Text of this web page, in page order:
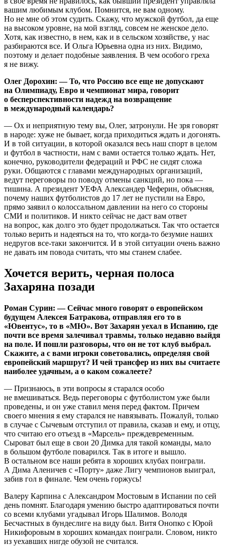
вашим любимым клубом. Помнится, не вам одному.
Но не мне об этом судить. Скажу, что мужской футбол, да еще
на высоком уровне, на мой взгляд, совсем не женское дело.
Хотя, как известно, в нем, как и в сельском хозяйстве, у нас
разбираются все. И Ольга Юрьевна одна из них. Видимо,
поэтому и делает подобные заявления. В чем особого греха
я не вижу.
Олег Дорохин: — То, что Россию все еще не допускают
на Олимпиаду, Евро и чемпионат мира, говорит
о бесперспективности надежд на возвращение
в международный календарь?
— Ох и неприятную тему вы, Олег, затронули. Не зря говорят
в народе: хуже не бывает, когда приходиться ждать и догонять.
И в той ситуации, в которой оказался весь наш спорт в целом
и футбол в частности, нам с вами остается только ждать. Нет,
конечно, руководители федераций и РФС не сидят сложа
руки. Общаются с главами международных организаций,
ведут переговоры по поводу отмены санкций, но пока —
тишина. А президент УЕФА Александер Чеферин, объясняя,
почему наших футболистов до 17 лет не пустили на Евро,
прямо заявил о колоссальном давлении на него со стороны
СМИ и политиков. И никто сейчас не даст вам ответ
на вопрос, как долго это будет продолжаться. Так что остается
только верить и надеяться на то, что когда-то безумие наших
недругов все-таки закончится. И в этой ситуации очень важно
не давать им повода считать, что мы станем слабее.
Хочется верить, черная полоса
Захаряна позади
Роман Сурин: — Сейчас много говорят о европейском
будущем Алексея Батракова, отправляя его то в
«Ювентус», то в «МЮ». Вот Захарян уехал в Испанию, где
почти все время залечивал травмы, только недавно выйдя
на поле. И пошли разговоры, что он не тот клуб выбрал.
Скажите, а с вами игроки советовались, определяя свой
европейский маршрут? И чей трансфер из них вы считаете
наиболее удачным, а о каком сожалеете?
— Признаюсь, в эти вопросы я старался особо
не вмешиваться. Ведь переговоры с футболистом уже были
проведены, и он уже ставил меня перед фактом. Причем
своего мнения я ему старался не навязывать. Пожалуй, только
в случае с Сычевым отступил от правила, сказав и ему, и отцу,
что считаю его отъезд в «Марсель» преждевременным.
Сыроват был еще в свои 20 Димка для такой команды, мало
в большом футболе поварился. Так в итоге и вышло.
В остальном все наши ребята в хороших клубах поиграли.
А Дима Аленичев с «Порту» даже Лигу чемпионов выиграл,
забив гол в финале. Чем очень горжусь!
Валеру Карпина с Александром Мостовым в Испании по сей
день помнят. Благодаря умению быстро адаптироваться почти
со всеми клубами угадывал Игорь Шалимов. Володя
Бесчастных в бундеслиге на виду был. Витя Онопко с Юрой
Никифоровым в хороших командах поиграли. Словом, никто
из уехавших нигде обузой не считался.